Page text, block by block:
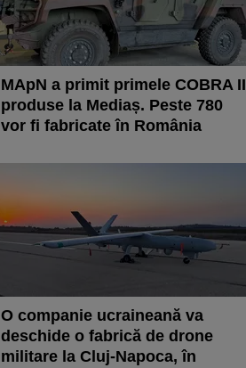
MApN a primit primele COBRA II
produse la Mediaș. Peste 780
vor fi fabricate în România
O companie ucraineană va
deschide o fabrică de drone
militare la Cluj-Napoca, în